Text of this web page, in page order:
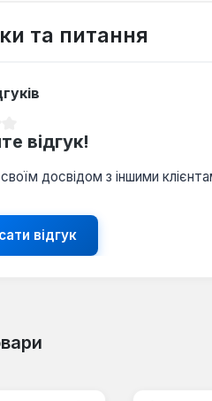
та питання
відгук!
своїм досвідом з іншими
відгук